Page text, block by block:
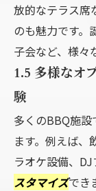
放的なテラス席
のも魅力です。
子会など、様々
1.5 多様なオ
験
多くのBBQ施
ます。例えば、
ラオケ設備、DJ
スタマイズでき